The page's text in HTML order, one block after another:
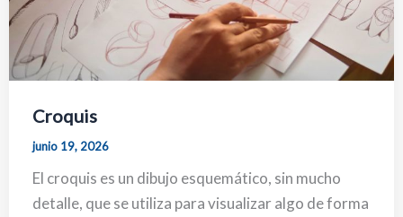
Croquis
junio 19, 2026
El croquis es un dibujo esquemático, sin mucho
detalle, que se utiliza para visualizar algo de forma